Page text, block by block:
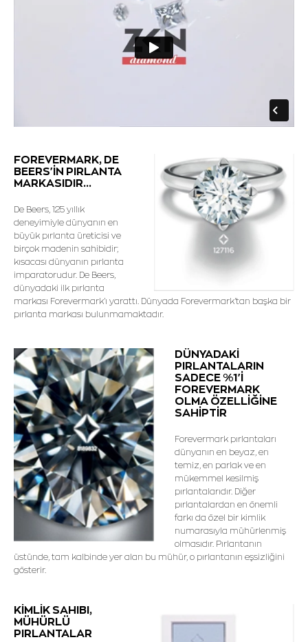
FOREVERMARK, DE
BEERS'İN PIRLANTA
MARKASIDIR...
De Beers, 125 yıllık
deneyimiyle dünyanın en
büyük pırlanta üreticisi ve
birçok madenin sahibidir;
kısacası dünyanın pırlanta
imparatorudur. De Beers,
dünyadaki ilk pırlanta
markası Forevermark'ı yarattı. Dünyada Forevermark'tan başka bir
pırlanta markası bulunmamaktadır.
DÜNYADAKİ
PIRLANTALARIN
SADECE %1'İ
FOREVERMARK
OLMA ÖZELLİĞİNE
SAHİPTİR
Forevermark pırlantaları
dünyanın en beyaz, en
temiz, en parlak ve en
mükemmel kesilmiş
pırlantalarıdır. Diğer
pırlantalardan en önemli
farkı da özel bir kimlik
numarasıyla mühürlenmiş
olmasıdır. Pırlantanın
üstünde, tam kalbinde yer alan bu mühür, o pırlantanın eşsizliğini
gösterir.
KİMLİK SAHIBI,
MÜHÜRLÜ
PIRLANTALAR